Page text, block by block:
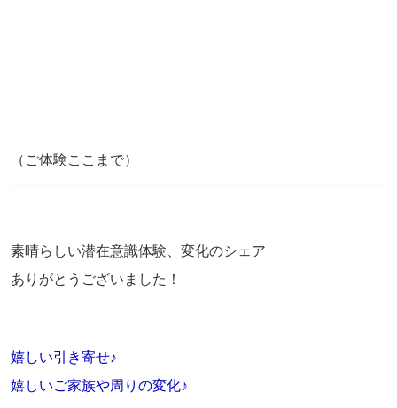
（ご体験ここまで）
素晴らしい潜在意識体験、変化のシェア
ありがとうございました！
嬉しい引き寄せ♪
嬉しいご家族や周りの変化♪